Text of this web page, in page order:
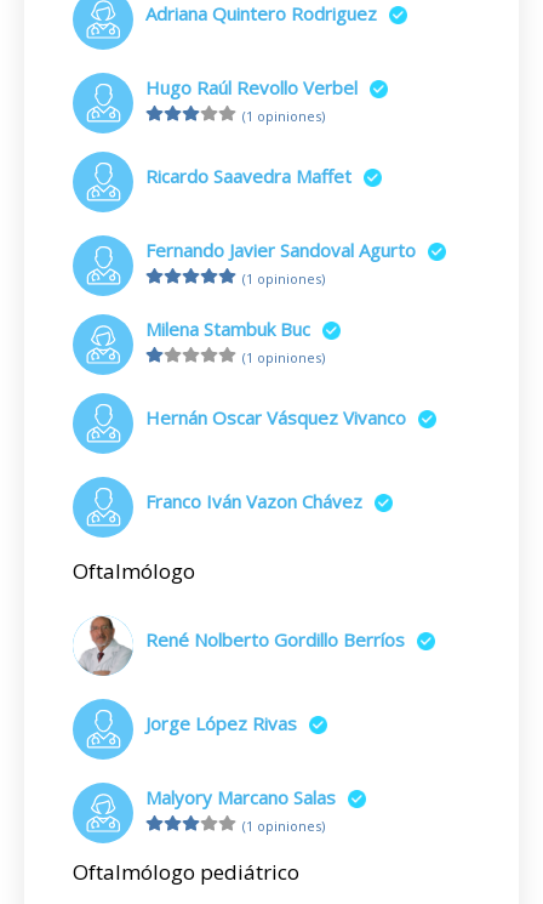
Adriana Quintero Rodriguez
Hugo Raúl Revollo Verbel
(1 opiniones)
Ricardo Saavedra Maffet
Fernando Javier Sandoval Agurto
(1 opiniones)
Milena Stambuk Buc
(1 opiniones)
Hernán Oscar Vásquez Vivanco
Franco Iván Vazon Chávez
Oftalmólogo
René Nolberto Gordillo Berríos
Jorge López Rivas
Malyory Marcano Salas
(1 opiniones)
Oftalmólogo pediátrico